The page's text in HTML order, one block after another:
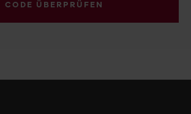
CODE ÜBERPRÜFEN